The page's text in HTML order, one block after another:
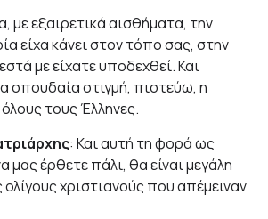
με εξαιρετικά αισθήματα, την
είχα κάνει στον τόπο σας, στην
με είχατε υποδεχθεί. Και
σπουδαία στιγμή, πιστεύω, η
τους Έλληνες.
: Και αυτή τη φορά ως
έρθετε πάλι, θα είναι μεγάλη
ολίγους χριστιανούς που απέμειναν